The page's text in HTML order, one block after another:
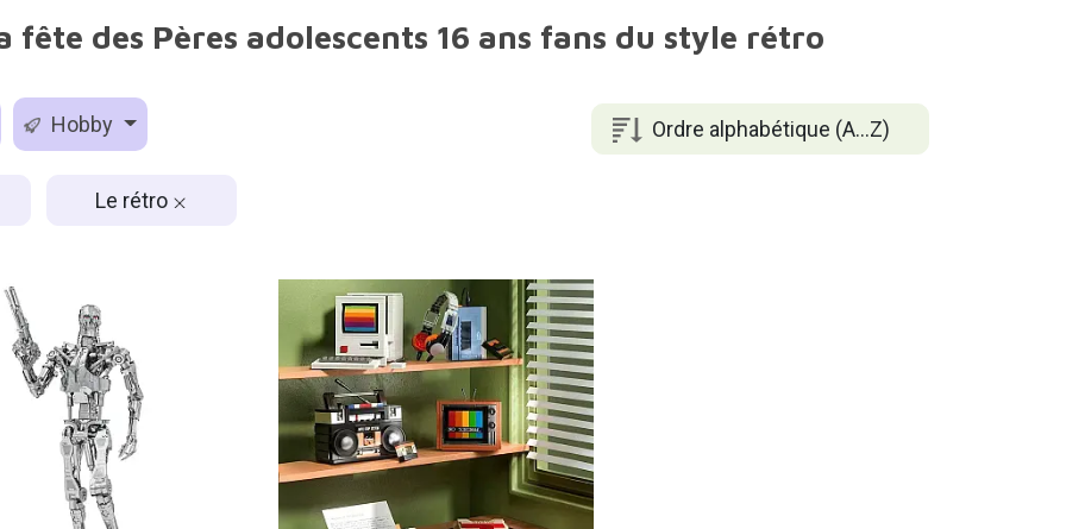
fête des Pères adolescents 16 ans fans du style rétro
Ordre alphabétique (A...Z)
Hobby
Le rétro